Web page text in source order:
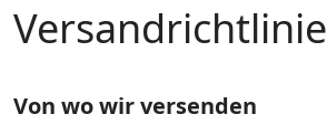
Versandrichtlinie
Von wo wir versenden